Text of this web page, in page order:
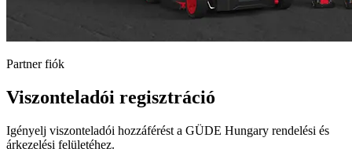
Partner fiók
Viszonteladói regisztráció
Igényelj viszonteladói hozzáférést a GÜDE Hungary rendelési és
árkezelési felületéhez.